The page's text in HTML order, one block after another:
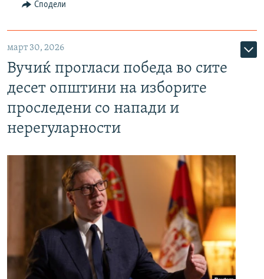
Сподели
март 30, 2026
Вучиќ прогласи победа во сите
десет општини на изборите
проследени со напади и
нерегуларности